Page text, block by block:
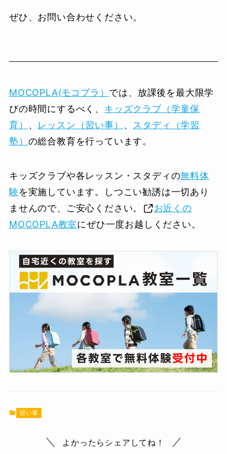
ぜひ、お問い合わせください。
MOCOPLA(モコプラ） では、放課後を最大限学
びの時間にするべく、 キッズクラブ（学童保
育）
、 レッスン（習い事） 、
スタディ（学習
塾） の総合教育を行っています。
キッズクラブや各レッスン・スタディの無料体
験を実施しています。しつこい勧誘は一切あり
ませんので、ご安心ください。
お近くの
MOCOPLA教室にぜひ一度お越しください。
習い事
よかったらシェアしてね！